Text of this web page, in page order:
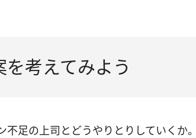
考えてみよう
足の上司とどうやりとりしていくか。